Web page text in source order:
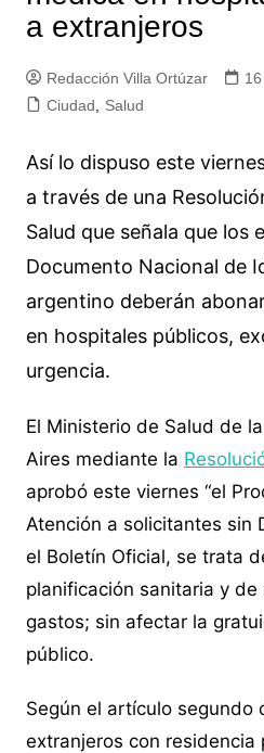
a extranjeros
Redacción Villa Ortúzar
Ciudad
Salud
Así lo dispuso este
a través de una
Salud que señala que los
Documento Nacional de
argentino deberán
en hospitales públicos,
urgencia.
El Ministerio de Salud de
Aires mediante la
aprobó este viernes “el
Atención a solicitantes sin
el Boletín Oficial, se trata
planificación sanitaria y de
gastos; sin afectar la
público.
Según el artículo segundo
extranjeros con residencia